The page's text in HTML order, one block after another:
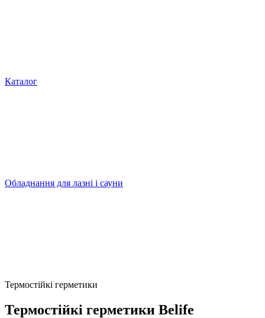
Каталог
Обладнання для лазні і сауни
Термостійкі герметики
Термостійкі герметики Belife